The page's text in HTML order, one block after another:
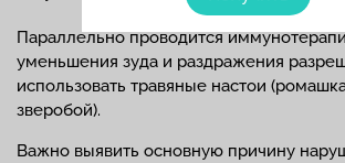
Параллельно проводится
уменьшения зуда и раздражения
использовать травяные настои
зверобой).
Важно выявить основную причину